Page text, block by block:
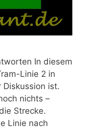
In diesem
Linie 2 in
Diskussion ist.
nichts –
Strecke.
Linie nach